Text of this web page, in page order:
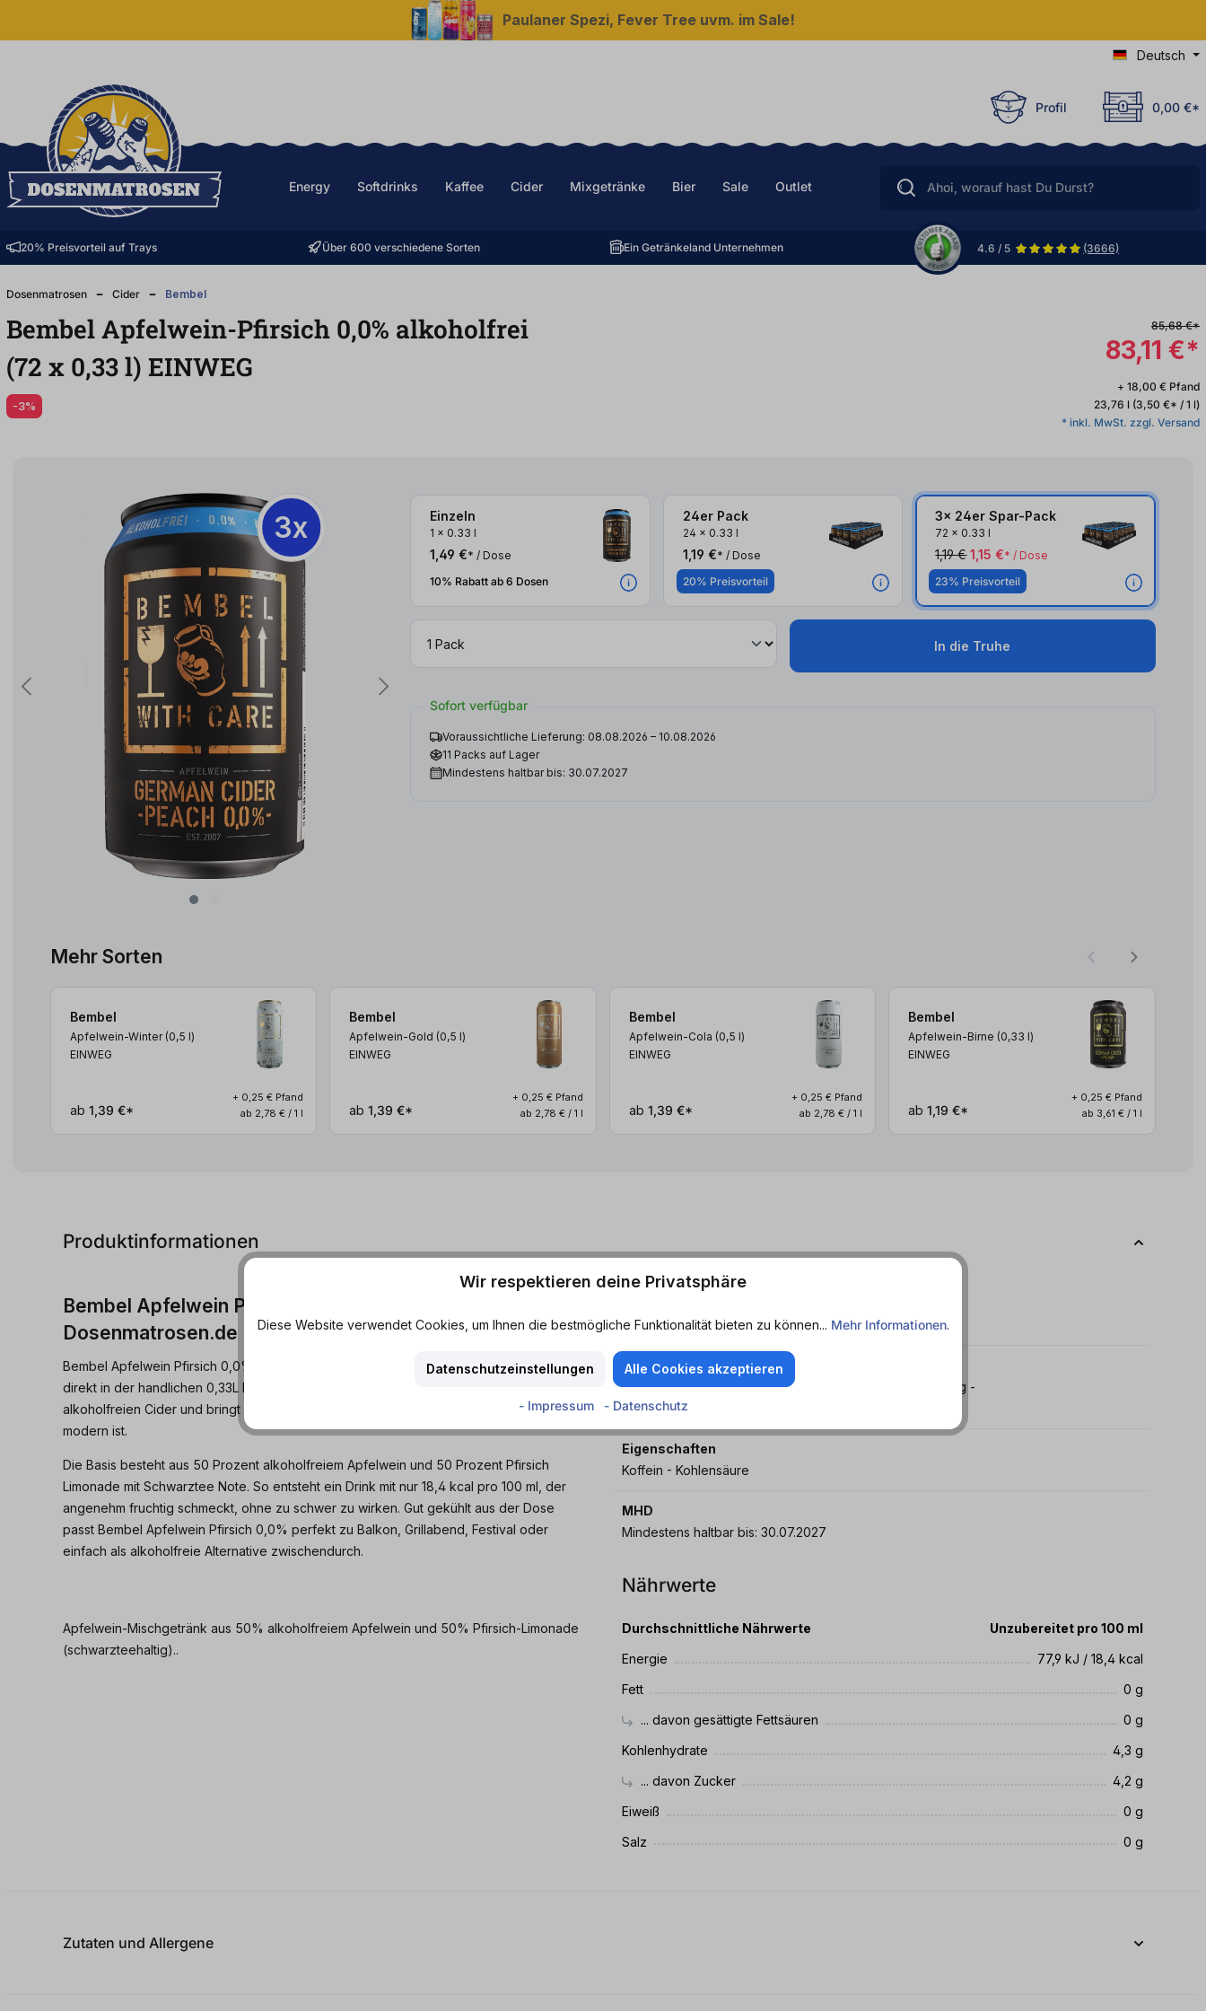
Paulaner Spezi, Fever Tree uvm. im Sale!
Deutsch
Profil 0,00 €*
Energy Softdrinks Kaffee Cider Mixgetränke Bier Sale Outlet
20% Preisvorteil auf Trays Über 600 verschiedene Sorten Ein Getränkeland Unternehmen 4.6 / 5 (3666)
Dosenmatrosen Cider Bembel
Bembel Apfelwein-Pfirsich 0,0% alkoholfrei
(72 x 0,33l) EINWEG
-3%
85,68 €*
83,11 €*
+ 18,00 € Pfand
23,76 l (3,50 €* / 1 l)
* inkl. MwSt. zzgl. Versand
3x 3x
Einzeln
1 x 0.33 l
1,49 €* / Dose
10% Rabatt ab 6 Dosen
24er Pack
24 x 0.33 l
1,19 €* / Dose
20% Preisvorteil
3x 24er Spar-Pack
72 x 0.33 l
1,19 € 1,15 €* / Dose
23% Preisvorteil
In die Truhe
Sofort verfügbar
Voraussichtliche Lieferung: 08.08.2026 – 10.08.2026
11 Packs auf Lager
Mindestens haltbar bis: 30.07.2027
Mehr Sorten
Bembel
Apfelwein-Winter (0,5 l)
EINWEG
ab 1,39 €*
+ 0,25 € Pfand
ab 2,78 € / 1 l
Bembel
Apfelwein-Gold (0,5 l)
EINWEG
ab 1,39 €*
+ 0,25 € Pfand
ab 2,78 € / 1 l
Bembel
Apfelwein-Cola (0,5 l)
EINWEG
ab 1,39 €*
+ 0,25 € Pfand
ab 2,78 € / 1 l
Bembel
Apfelwein-Birne (0,33 l)
EINWEG
ab 1,19 €*
+ 0,25 € Pfand
ab 3,61 € / 1 l
Produktinformationen
Bembel Apfelwein Pfirsich 0,0% online kaufen bei
Dosenmatrosen.de
Bembel Apfelwein Pfirsich 0,0% ist die erste alkoholfreie Sorte von Bembel und kommt
direkt in der handlichen 0,33L Dose. Fruchtig und leicht trifft hier spritziger Pfirsich auf
alkoholfreien Cider und bringt dir ein Apfelwein Mischgetränk, das erfrischend und
modern ist.
Die Basis besteht aus 50 Prozent alkoholfreiem Apfelwein und 50 Prozent Pfirsich
Limonade mit Schwarztee Note. So entsteht ein Drink mit nur 18,4 kcal pro 100 ml, der
angenehm fruchtig schmeckt, ohne zu schwer zu wirken. Gut gekühlt aus der Dose
passt Bembel Apfelwein Pfirsich 0,0% perfekt zu Balkon, Grillabend, Festival oder
einfach als alkoholfreie Alternative zwischendurch.
Apfelwein-Mischgetränk aus 50% alkoholfreiem Apfelwein und 50% Pfirsich-Limonade
(schwarzteehaltig)..
Pfirsich
Merkmale
Aromatisch - Erfrischend - Fruchtig - Kalorienarm - Spritzig -
Süffig - Süß
Eigenschaften
Koffein - Kohlensäure
MHD
Mindestens haltbar bis: 30.07.2027
Nährwerte
Durchschnittliche Nährwerte
Unzubereitet pro 100 ml
Energie
77,9 kJ / 18,4 kcal
Fett
0 g
... davon gesättigte Fettsäuren
0 g
Kohlenhydrate
4,3 g
... davon Zucker
4,2 g
Eiweiß
0 g
Salz
0 g
Zutaten und Allergene
Wir respektieren deine Privatsphäre
Diese Website verwendet Cookies, um Ihnen die bestmögliche Funktionalität bieten zu können... Mehr Informationen.
Datenschutzeinstellungen Alle Cookies akzeptieren
- Impressum - Datenschutz